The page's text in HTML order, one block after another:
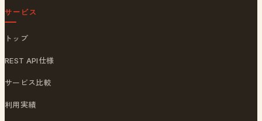
サービス
トップ
REST API仕様
サービス比較
利用実績